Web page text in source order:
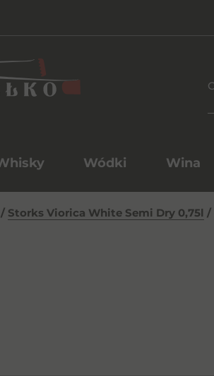
Wódki Wina
/ Storks Viorica White Semi Dry 0,75l /